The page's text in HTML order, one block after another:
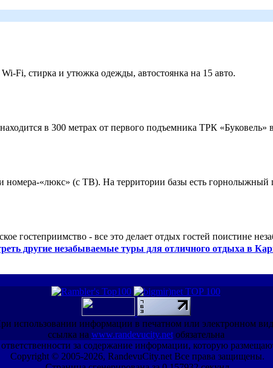
Fi, стирка и утюжка одежды, автостоянка на 15 авто.
в 300 метрах от первого подъемника ТРК «Буковель»
номера-«люкс» (с ТВ). На территории базы есть горнолыжный
гостеприимство - все это делает отдых гостей поистине
другие незабываемые туры для отличного отдыха в
использовании информации в печатном или электронном
ссылка на www.randevucity.netобязательна
за содержание информации, которую
Copyright © 2005-2026, RandevuCity.net Все права защищены.